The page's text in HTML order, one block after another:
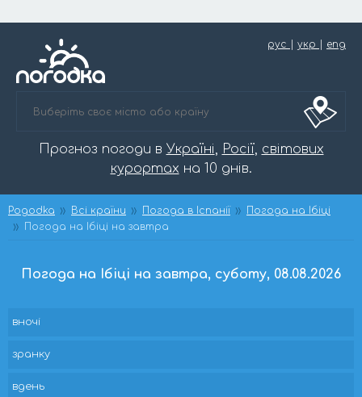
рус укр eng
Прогноз погоди в Україні, Росії, світових
курортах на 10 днів.
Pogodka Всі країни Погода в Іспанії
Погода на Ібіці
Погода на Ібіці на завтра
Погода на Ібіці на завтра, суботу, 08.08.2026
вночі
зранку
вдень